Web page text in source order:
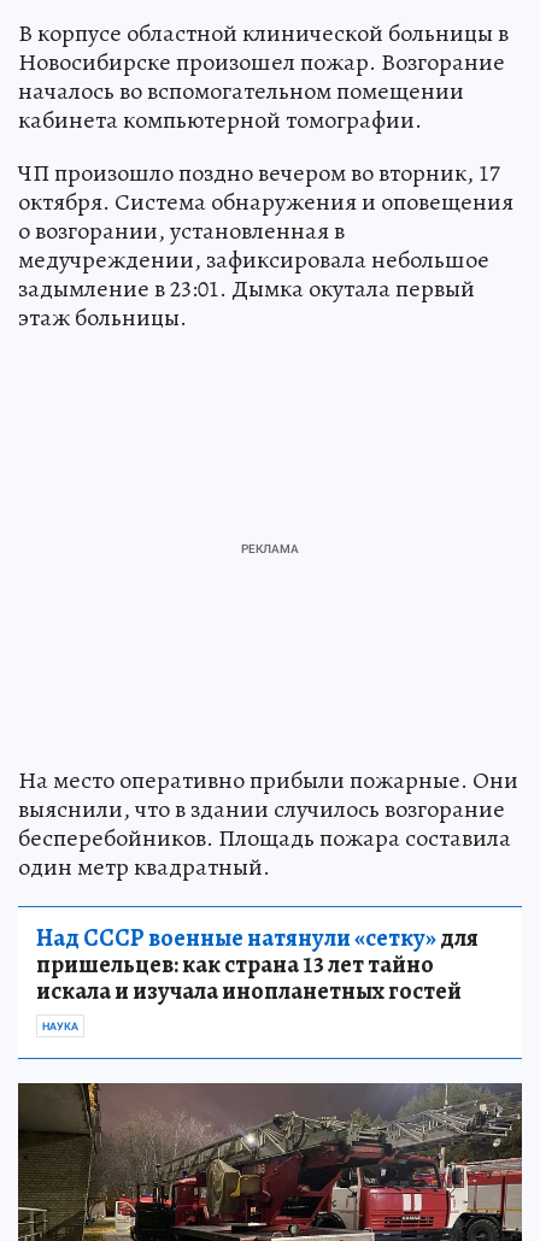
В корпусе областной клинической больницы в
Новосибирске произошел пожар. Возгорание
началось во вспомогательном помещении
кабинета компьютерной томографии.
ЧП произошло поздно вечером во вторник, 17
октября. Система обнаружения и оповещения
о возгорании, установленная в
медучреждении, зафиксировала небольшое
задымление в 23:01. Дымка окутала первый
этаж больницы.
На место оперативно прибыли пожарные. Они
выяснили, что в здании случилось возгорание
бесперебойников. Площадь пожара составила
один метр квадратный.
Над СССР военные натянули «сетку»для
пришельцев: как страна 13 лет тайно
искала и изучала инопланетных гостей
НАУКА